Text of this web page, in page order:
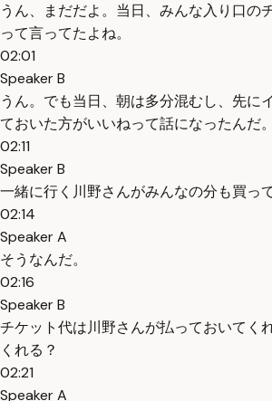
うん、まだだよ。当日、みんな入り口の
って言ってたよね。
02:01
Speaker B
うん。でも当日、朝は多分混むし、先に
ておいた方がいいねって話になったんだ。
02:11
Speaker B
一緒に行く川野さんがみんなの分も買っ
02:14
Speaker A
そうなんだ。
02:16
Speaker B
チケット代は川野さんが払っておいてく
くれる？
02:21
Speaker A